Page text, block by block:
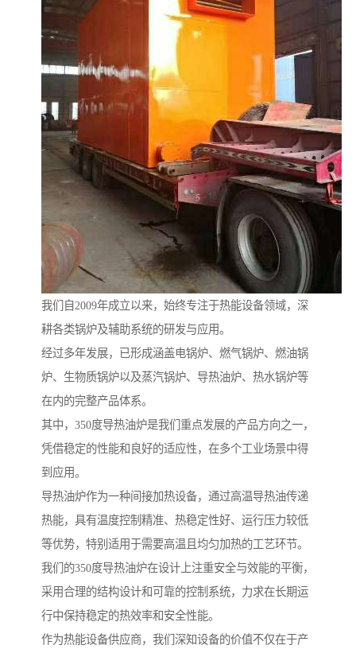
我们自2009年成立以来，始终专注于热能设备领域，深
耕各类锅炉及辅助系统的研发与应用。
经过多年发展，已形成涵盖电锅炉、燃气锅炉、燃油锅
炉、生物质锅炉以及蒸汽锅炉、导热油炉、热水锅炉等
在内的完整产品体系。
其中，350度导热油炉是我们重点发展的产品方向之一，
凭借稳定的性能和良好的适应性，在多个工业场景中得
到应用。
导热油炉作为一种间接加热设备，通过高温导热油传递
热能，具有温度控制精准、热稳定性好、运行压力较低
等优势，特别适用于需要高温且均匀加热的工艺环节。
我们的350度导热油炉在设计上注重安全与效能的平衡，
采用合理的结构设计和可靠的控制系统，力求在长期运
行中保持稳定的热效率和安全性能。
作为热能设备供应商，我们深知设备的价值不仅在于产